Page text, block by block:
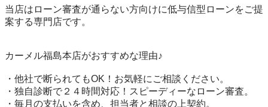
当店はローン審査が通らない方向けに低与信型ローンをご提
案する専門店です。
カーメル福島本店がおすすめな理由♪
・他社で断られてもOK！お気軽にご相談ください。
・独自診断で２４時間対応！スピーディーなローン審査。
・毎月の支払いを含め、担当者と相談の上契約。